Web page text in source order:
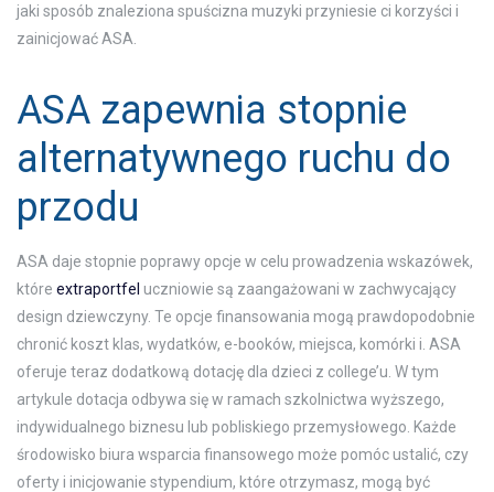
jaki sposób znaleziona spuścizna muzyki przyniesie ci korzyści i
zainicjować ASA.
ASA zapewnia stopnie
alternatywnego ruchu do
przodu
ASA daje stopnie poprawy opcje w celu prowadzenia wskazówek,
które extraportfel uczniowie są zaangażowani w zachwycający
design dziewczyny. Te opcje finansowania mogą prawdopodobnie
chronić koszt klas, wydatków, e-booków, miejsca, komórki i. ASA
oferuje teraz dodatkową dotację dla dzieci z college’u. W tym
artykule dotacja odbywa się w ramach szkolnictwa wyższego,
indywidualnego biznesu lub pobliskiego przemysłowego. Każde
środowisko biura wsparcia finansowego może pomóc ustalić, czy
oferty i inicjowanie stypendium, które otrzymasz, mogą być